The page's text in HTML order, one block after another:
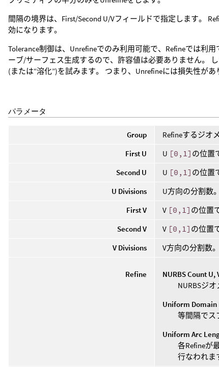
間隔の境界は、First/Second U/Vフィールドで指定します。
効になります。
Tolerance制御は、Unrefineでのみ利用可能で、Refineでは利
ーブ/サーフェス生成するので、許容値は必要ありません。
(または“溶化”)を試みます。 つまり、Unrefineには損失性があ
パラメータ
Group
Refineするジオ
First U
U [0,1] の位置
Second U
U [0,1] の位置
U Divisions
U方向の分割数。
First V
V [0,1] の位置
Second V
V [0,1] の位置
V Divisions
V方向の分割数。
Refine
NURBS Count U,
NURBSジ
Uniform Domain
等間隔でス
Uniform Arc
各Refineが
行なわれま